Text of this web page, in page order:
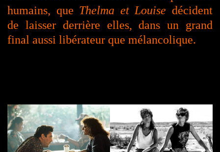
humains, que Thelma et Louise décident
de laisser derrière elles, dans un grand
final aussi libérateur que mélancolique.